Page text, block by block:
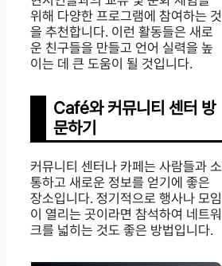
위해 다양한 프로그램에 참여하는 것
을 추천합니다. 이런 활동들은 새로
운 친구들을 만들고 언어 실력을 높
이는 데 큰 도움이 될 것입니다.
Café와 커뮤니티 센터 방
문하기
커뮤니티 센터나 카페는 사람들과 소
통하고 새로운 정보를 얻기에 좋은
장소입니다. 정기적으로 행사나 모임
이 열리는 곳이라면 참석하여 네트워
크를 넓히는 것도 좋은 방법입니다.